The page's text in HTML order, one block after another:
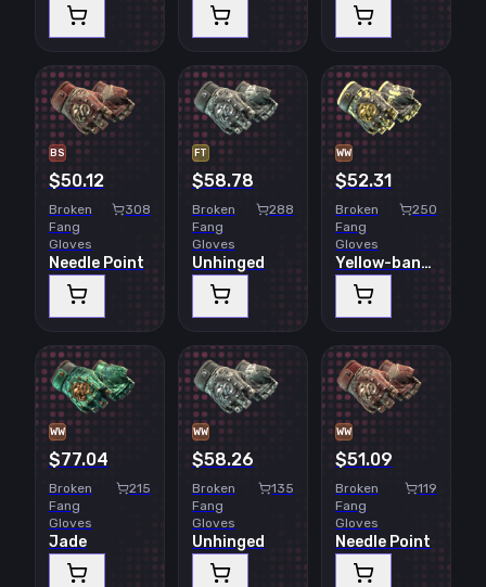
BS
$50.12
Broken
Fang
Gloves
308
Needle Point
FT
$58.78
Broken
Fang
Gloves
288
Unhinged
WW
$52.31
Broken
Fang
Gloves
250
Yellow-banded
WW
$77.04
Broken
Fang
Gloves
215
Jade
WW
$58.26
Broken
Fang
Gloves
135
Unhinged
WW
$51.09
Broken
Fang
Gloves
119
Needle Point